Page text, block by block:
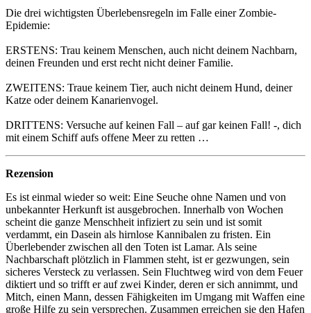
Die drei wichtigsten Überlebensregeln im Falle einer Zombie-
Epidemie:
ERSTENS: Trau keinem Menschen, auch nicht deinem Nachbarn,
deinen Freunden und erst recht nicht deiner Familie.
ZWEITENS: Traue keinem Tier, auch nicht deinem Hund, deiner
Katze oder deinem Kanarienvogel.
DRITTENS: Versuche auf keinen Fall – auf gar keinen Fall! -, dich
mit einem Schiff aufs offene Meer zu retten …
Rezension
Es ist einmal wieder so weit: Eine Seuche ohne Namen und von
unbekannter Herkunft ist ausgebrochen. Innerhalb von Wochen
scheint die ganze Menschheit infiziert zu sein und ist somit
verdammt, ein Dasein als hirnlose Kannibalen zu fristen. Ein
Überlebender zwischen all den Toten ist Lamar. Als seine
Nachbarschaft plötzlich in Flammen steht, ist er gezwungen, sein
sicheres Versteck zu verlassen. Sein Fluchtweg wird von dem Feuer
diktiert und so trifft er auf zwei Kinder, deren er sich annimmt, und
Mitch, einen Mann, dessen Fähigkeiten im Umgang mit Waffen eine
große Hilfe zu sein versprechen. Zusammen erreichen sie den Hafen